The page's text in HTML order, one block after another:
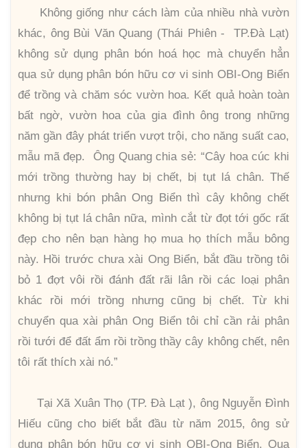
Không giống như cách làm của nhiều nhà vườn
khác, ông Bùi Văn Quang (Thái Phiên - TP.Đà Lạt)
không sử dụng phân bón hoá học mà chuyển hẳn
qua sử dụng phân bón hữu cơ vi sinh OBI-Ong Biển
để trồng và chăm sóc vườn hoa. Kết quả hoàn toàn
bất ngờ, vườn hoa của gia đình ông trong những
năm gần đây phát triển vượt trội, cho năng suất cao,
mẫu mã đẹp. Ông Quang chia sẻ: “Cây hoa cúc khi
mới trồng thường hay bị chết, bị tụt lá chân. Thế
nhưng khi bón phân Ong Biển thì cây không chết
không bị tụt lá chân nữa, mình cắt từ đọt tới gốc rất
đẹp cho nên bạn hàng họ mua họ thích mẫu bông
này. Hồi trước chưa xài Ong Biển, bắt đầu trồng tôi
bỏ 1 đợt vôi rồi đánh đất rãi lân rồi các loại phân
khác rồi mới trồng nhưng cũng bị chết. Từ khi
chuyển qua xài phân Ong Biển tôi chỉ cần rải phân
rồi tưới để đất ẩm rồi trồng thầy cây không chết, nên
tôi rất thích xài nó.”
Tại Xã Xuân Thọ (TP. Đà Lạt ), ông Nguyễn Đình
Hiếu cũng cho biết bắt đầu từ năm 2015, ông sử
dụng phân bón hữu cơ vi sinh OBI-Ong Biển. Qua